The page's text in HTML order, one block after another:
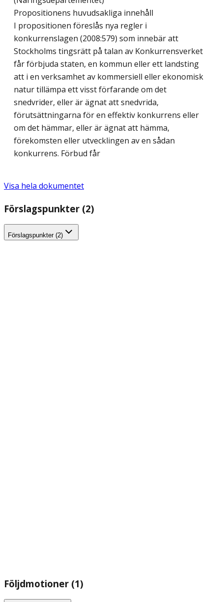
Propositionens huvudsakliga innehåll
I propositionen föreslås nya regler i
konkurrenslagen (2008:579) som innebär att
Stockholms tingsrätt på talan av Konkurrensverket
får förbjuda staten, en kommun eller ett landsting
att i en verksamhet av kommersiell eller ekonomisk
natur tillämpa ett visst förfarande om det
snedvrider, eller är ägnat att snedvrida,
förutsättningarna för en effektiv konkurrens eller
om det hämmar, eller är ägnat att hämma,
förekomsten eller utvecklingen av en sådan
konkurrens. Förbud får
Visa hela dokumentet
Förslagspunkter (2)
Förslagspunkter (2)
Följdmotioner (1)